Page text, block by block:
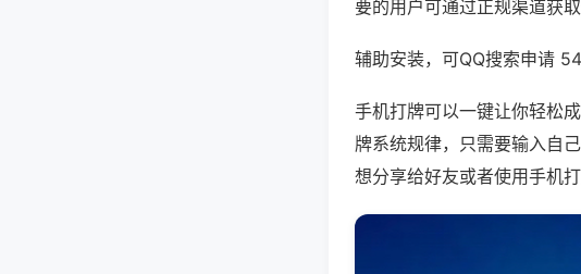
要的用户可通过正规渠道获取
辅助安装，可QQ搜索申请
手机打牌可以一键让你轻松
牌系统规律，只需要输入自
想分享给好友或者使用手机